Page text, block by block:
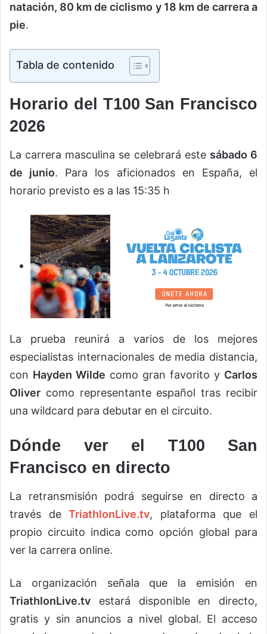
natación, 80 km de ciclismo y 18 km de carrera a
pie.
Tabla de contenido
Horario del T100 San Francisco
2026
La carrera masculina se celebrará este sábado 6
de junio. Para los aficionados en España, el
horario previsto es a las 15:35 h
La prueba reunirá a varios de los mejores
especialistas internacionales de media distancia,
con Hayden Wilde como gran favorito y Carlos
Oliver como representante español tras recibir
una wildcard para debutar en el circuito.
Dónde ver el T100 San
Francisco en directo
La retransmisión podrá seguirse en directo a
través deTriathlonLive.tv, plataforma que el
propio circuito indica como opción global para
ver la carrera online.
La organización señala que la emisión en
TriathlonLive.tv estará disponible en directo,
gratis y sin anuncios a nivel global. El acceso